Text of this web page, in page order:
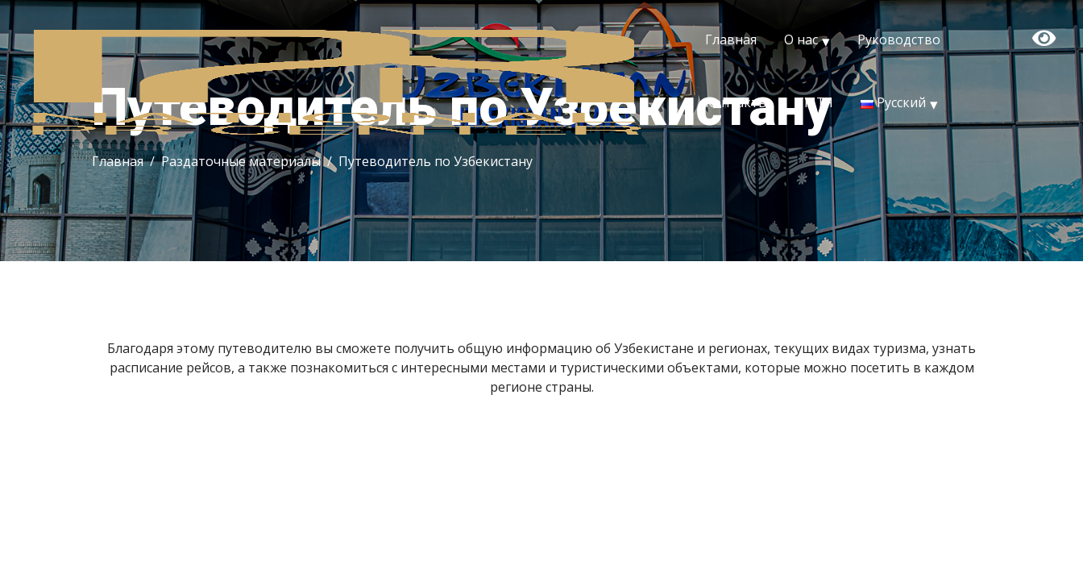
Главная О нас Руководство
Контакты ТМТЯ Русский
Путеводитель по Узбекистану
Главная Раздаточные материалы Путеводитель по Узбекистану
Благодаря этому путеводителю вы сможете получить общую информацию об Узбекистане и регионах, текущих видах туризма, узнать
расписание рейсов, а также познакомиться с интересными местами и туристическими объектами, которые можно посетить в каждом
регионе страны.